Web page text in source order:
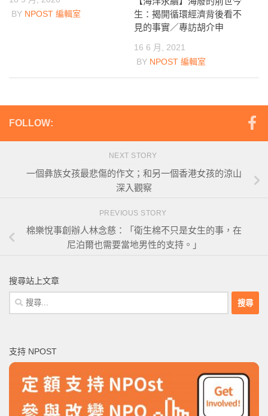
BY NPOST 編輯室
生：揭開循環經濟背後看不
見的事實／專訪胡介申
16 6 月, 2021
BY NPOST 編輯室
FOLLOW:
NEXT STORY
一個彝族女孩最悲傷的作文；和另一個香港女孩的涼山
深入觀察
PREVIOUS STORY
棉樂悅事創辦人林念慈：「衛生棉不只是女生的事，在
尼泊爾也需要當地男性的支持。」
搜尋站上文章
搜
尋
字:
支持 NPOST